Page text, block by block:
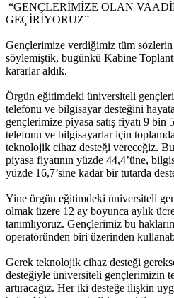
“GENÇLERİMİZE OLAN
GEÇİRİYORUZ”
Gençlerimize verdiğimiz tüm
söylemiştik, bugünkü Kabine
kararlar aldık.
Örgün eğitimdeki üniversiteli
telefonu ve bilgisayar desteğini
gençlerimize piyasa satış fiyatı 9 bin
telefonu ve bilgisayarlar için
teknolojik cihaz desteği vereceğiz.
piyasa fiyatının yüzde 44,4’üne,
yüzde 16,7’sine kadar bir tutarda
Yine örgün eğitimdeki üniversiteli
olmak üzere 12 ay boyunca aylık
tanımlıyoruz. Gençlerimiz bu
operatöründen biri üzerinden
Gerek teknolojik cihaz desteği
desteğiyle üniversiteli gençlerimizin
artıracağız. Her iki desteğe ilişkin